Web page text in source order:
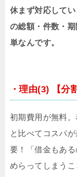
休まず対応して
の総額・件数・
単なんです。
・理由(3) 【分
初期費用が無料
と比べてコスパ
要！「借金もあ
めらってしまう